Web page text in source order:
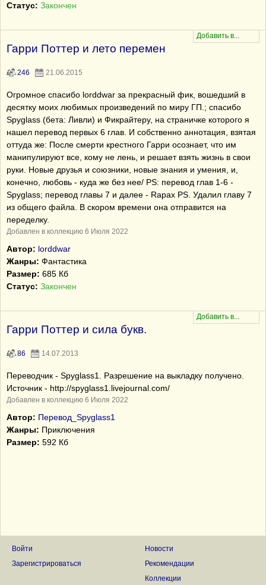
Статус: Закончен
Гарри Поттер и лето перемен
246 21.06.2015
Огромное спасибо lorddwar за прекрасный фик, вошедший в
десятку моих любимых произведений по миру ГП.; спасибо
Spyglass (бета: Ливли) и Фикрайтеру, на страничке которого я
нашел перевод первых 6 глав. И собственно аннотация, взятая
оттуда же: После смерти крестного Гарри осознает, что им
манипулируют все, кому не лень, и решает взять жизнь в свои
руки. Новые друзья и союзники, новые знания и умения, и,
конечно, любовь - куда же без нее/ PS: перевод глав 1-6 -
Spyglass; перевод главы 7 и далее - Rapax PS. Удалил главу 7
из общего файла. В скором времени она отправится на
переделку.
Добавлен в коллекцию 6 Июля 2022
Автор: lorddwar
Жанры: Фантастика
Размер: 685 Кб
Статус: Закончен
Гарри Поттер и сила букв.
86 14.07.2013
Переводчик - Spyglass1. Разрешение на выкладку получено.
Источник - http://spyglass1.livejournal.com/
Добавлен в коллекцию 6 Июля 2022
Автор: Перевод_Spyglass1
Жанры: Приключения
Размер: 592 Кб
Войти
Зарегистрироваться
Новости
Рекомендации
Коллекции